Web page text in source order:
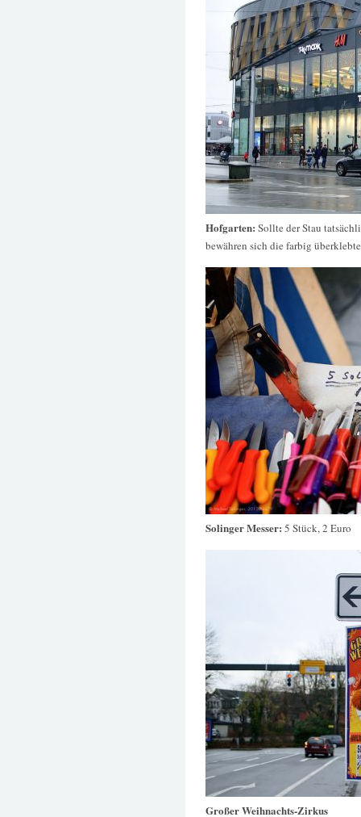
Hofgarten: Sollte der Stau
bewähren sich die farbig
Solinger Messer: 5 Stück, 2 Euro
Großer Weihnachts-Zirkus